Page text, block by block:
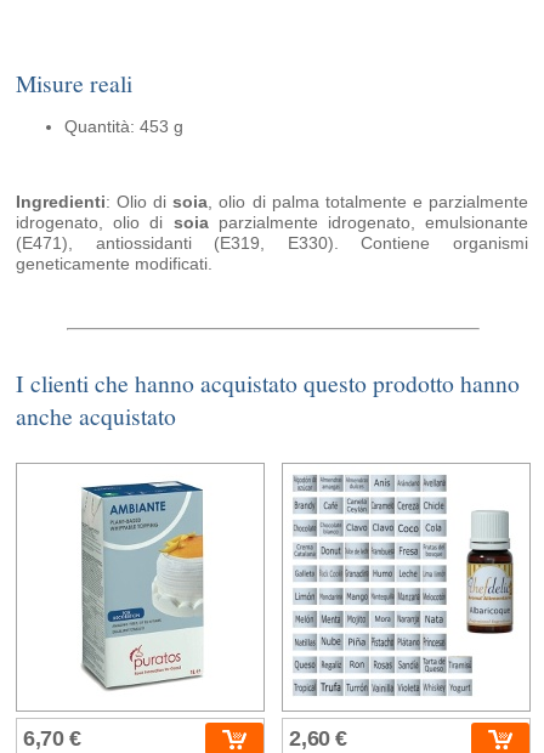
Misure reali
Quantità: 453 g
Ingredienti: Olio disoia, olio di palma totalmente e parzialmente
idrogenato, olio di soiaparzialmente idrogenato, emulsionante
(E471), antiossidanti (E319, E330). Contiene organismi
geneticamente modificati.
I clienti che hanno acquistato questo prodotto hanno
anche acquistato
6,70 € 2,60 €